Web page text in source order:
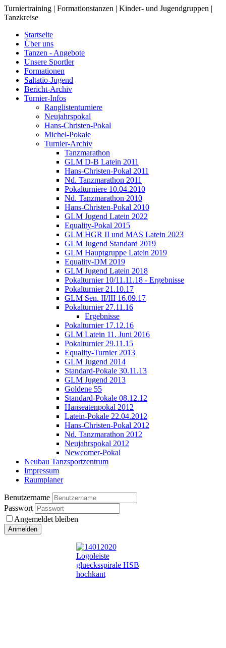
Turniertraining | Formationstanzen | Kinder- und Jugendgruppen |
Tanzkreise
Startseite
Über uns
Tanzen - Angebote
Unsere Sportler
Formationen
Saltatio-Jugend
Bericht-Archiv
Turnier-Infos
Ranglistenturniere
Neujahrspokal
Hans-Christen-Pokal
Michel-Pokale
Turnier-Archiv
Tanzmarathon
GLM D-B Latein 2011
Hans-Christen-Pokal 2011
Nd. Tanzmarathon 2011
Pokalturniere 10.04.2010
Nd. Tanzmarathon 2010
Hans-Christen-Pokal 2010
GLM Jugend Latein 2022
Equality-Pokal 2015
GLM HGR II und MAS Latein 2023
GLM Jugend Standard 2019
GLM Hauptgruppe Latein 2019
Equality-DM 2019
GLM Jugend Latein 2018
Pokalturnier 10/11.11.18 - Ergebnisse
Pokalturnier 21.10.17
GLM Sen. II/III 16.09.17
Pokalturnier 27.11.16
Ergebnisse
Pokalturnier 17.12.16
GLM Latein 11. Juni 2016
Pokalturnier 29.11.15
Equality-Turnier 2013
GLM Jugend 2014
Standard-Pokale 30.11.13
GLM Jugend 2013
Goldene 55
Standard-Pokale 08.12.12
Hanseatenpokal 2012
Latein-Pokale 22.04.2012
Hans-Christen-Pokal 2012
Nd. Tanzmarathon 2012
Neujahrspokal 2012
Newcomer-Pokal
Neubau Tanzsportzentrum
Impressum
Raumplaner
Benutzername
Passwort
Angemeldet bleiben